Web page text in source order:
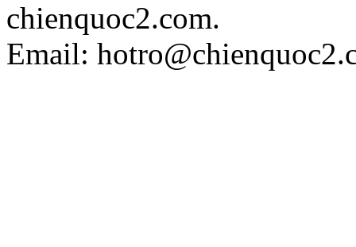
chienquoc2.com.
Email: